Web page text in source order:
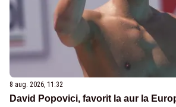
8 aug. 2026, 11:32
David Popovici, favorit la aur la